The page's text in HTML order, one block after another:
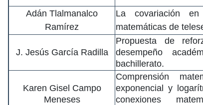
Adán Tlalmanalco
Ramírez
La covariación
matemáticas de
J. Jesús García Radilla
Propuesta de
desempeño
bachillerato.
Karen Gisel Campo
Meneses
Comprensión
exponencial y
conexiones